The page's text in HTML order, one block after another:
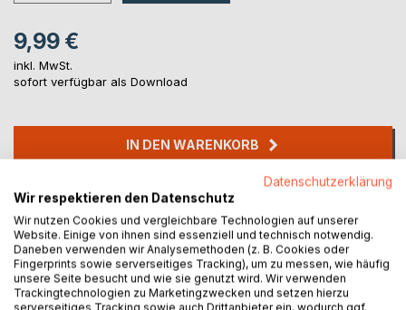
9,99 €
inkl. MwSt.
sofort verfügbar als Download
IN DEN WARENKORB
Auf die Merkliste
Titel bewerten
Datenschutzerklärung
Wir respektieren den Datenschutz
Wir nutzen Cookies und vergleichbare Technologien auf unserer
Website. Einige von ihnen sind essenziell und technisch notwendig.
Daneben verwenden wir Analysemethoden (z. B. Cookies oder
Fingerprints sowie serverseitiges Tracking), um zu messen, wie häufig
unsere Seite besucht und wie sie genutzt wird. Wir verwenden
Trackingtechnologien zu Marketingzwecken und setzen hierzu
serverseitiges Tracking sowie auch Drittanbieter ein, wodurch ggf.